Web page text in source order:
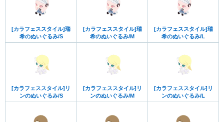
[カラフェススタイル]瑞
希のぬいぐるみ/S
[カラフェススタイル]瑞
希のぬいぐるみ/M
[カラフェススタイル]瑞
希のぬいぐるみ/L
[カラフェススタイル]リ
ンのぬいぐるみ/S
[カラフェススタイル]リ
ンのぬいぐるみ/M
[カラフェススタイル]リ
ンのぬいぐるみ/L